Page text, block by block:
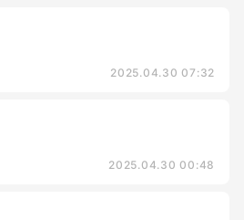
2025.04.30 07:32
2025.04.30 00:48